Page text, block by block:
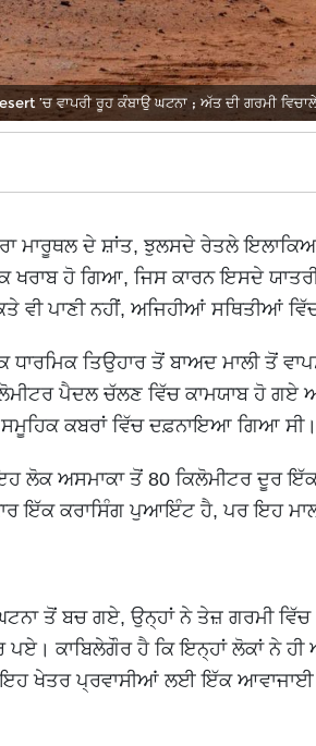
’ਚ ਵਾਪਰੀ ਰੂਹ ਕੰਬਾਉ ਘਟਨਾ ; ਅੱਤ ਦੀ ਗਰਮੀ
ਮਾਰੂਥਲ ਦੇ ਸ਼ਾਂਤ, ਝੁਲਸਦੇ ਰੇਤਲੇ
ਹੋ ਗਿਆ, ਜਿਸ ਕਾਰਨ ਇਸਦੇ
ਵੀ ਪਾਣੀ ਨਹੀਂ, ਅਜਿਹੀਆਂ ਸਥਿਤੀਆਂ
ਧਾਰਮਿਕ ਤਿਉਹਾਰ ਤੋਂ ਬਾਅਦ ਮਾਲੀ ਤੋਂ
ਪੈਦਲ ਚੱਲਣ ਵਿੱਚ ਕਾਮਯਾਬ ਹੋ ਗਏ
ਸਮੂਹਿਕ ਕਬਰਾਂ ਵਿੱਚ ਦਫ਼ਨਾਇਆ ਗਿਆ ਸੀ।
ਲੋਕ ਅਸਮਾਕਾ ਤੋਂ 80 ਕਿਲੋਮੀਟਰ ਦੂਰ
ਇੱਕ ਕਰਾਸਿੰਗ ਪੁਆਇੰਟ ਹੈ, ਪਰ ਇਹ
ਤੋਂ ਬਚ ਗਏ, ਉਨ੍ਹਾਂ ਨੇ ਤੇਜ਼ ਗਰਮੀ
ਕਾਬਿਲੇਗੌਰ ਹੈ ਕਿ ਇਨ੍ਹਾਂ ਲੋਕਾਂ ਨੇ
ਇਹ ਖੇਤਰ ਪ੍ਰਵਾਸੀਆਂ ਲਈ ਇੱਕ ਆਵਾਜਾਈ